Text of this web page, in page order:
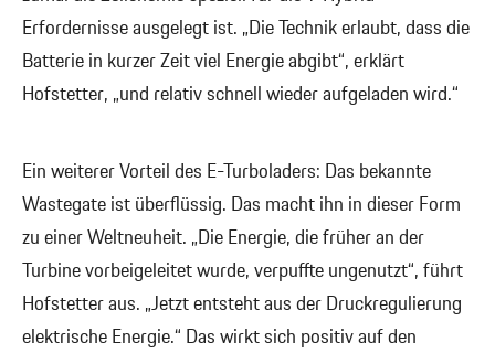
Erfordernisse ausgelegt ist. „Die Technik erlaubt, dass die
Batterie in kurzer Zeit viel Energie abgibt“, erklärt
Hofstetter, „und relativ schnell wieder aufgeladen wird.“
Ein weiterer Vorteil des E-Turboladers: Das bekannte
Wastegate ist überflüssig. Das macht ihn in dieser Form
zu einer Weltneuheit. „Die Energie, die früher an der
Turbine vorbeigeleitet wurde, verpuffte ungenutzt“, führt
Hofstetter aus. „Jetzt entsteht aus der Druckregulierung
elektrische Energie.“ Das wirkt sich positiv auf den